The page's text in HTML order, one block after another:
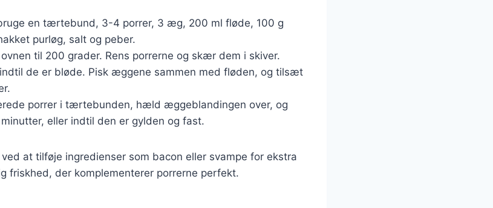
en tærtebund, 3-4 porrer, 3 æg, 200 ml fløde, 100 g
purløg, salt og peber.
ovnen til 200 grader. Rens porrerne og skær dem i skiver.
de er bløde. Pisk æggene sammen med fløden, og tilsæt
porrer i tærtebunden, hæld æggeblandingen over, og
eller indtil den er gylden og fast.
at tilføje ingredienser som bacon eller svampe for ekstra
friskhed, der komplementerer porrerne perfekt.